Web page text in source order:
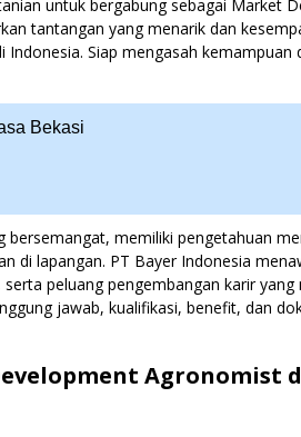
untuk bergabung sebagai Market
tantangan yang menarik dan
Siap mengasah kemampuan
Bekasi
bersemangat, memiliki pengetahuan
di lapangan. PT Bayer Indonesia
peluang pengembangan karir yang
jawab, kualifikasi, benefit, dan
Agronomist